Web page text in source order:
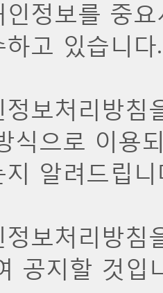
인정보를 중
고 있습니다.
보처리방
식으로 이용
알려드립니
보처리방
공지할 것입